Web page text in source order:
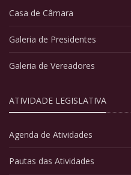
Casa de Câmara
Galeria de Presidentes
Galeria de Vereadores
ATIVIDADE LEGISLATIVA
Agenda de Atividades
Pautas das Atividades